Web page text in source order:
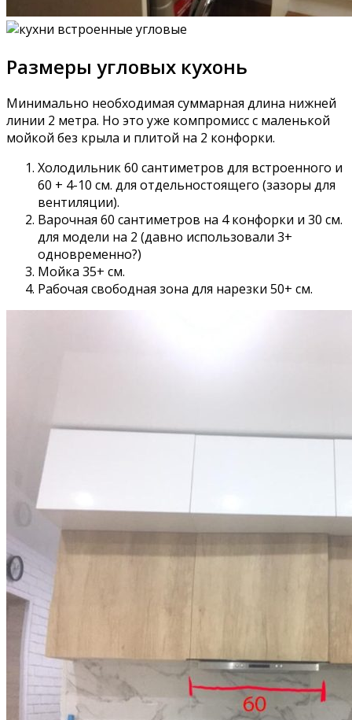
Размеры угловых кухонь
Минимально необходимая суммарная длина нижней
линии 2 метра. Но это уже компромисс с маленькой
мойкой без крыла и плитой на 2 конфорки.
Холодильник 60 сантиметров для встроенного и
60 + 4-10 см. для отдельностоящего (зазоры для
вентиляции).
Варочная 60 сантиметров на 4 конфорки и 30 см.
для модели на 2 (давно использовали 3+
одновременно?)
Мойка 35+ см.
Рабочая свободная зона для нарезки 50+ см.